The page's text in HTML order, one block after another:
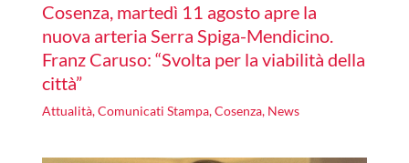
Cosenza, martedì 11 agosto apre la
nuova arteria Serra Spiga-Mendicino.
Franz Caruso: “Svolta per la viabilità della
città”
Attualità,Comunicati Stampa,Cosenza, News